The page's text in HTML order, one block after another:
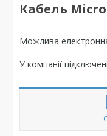
Кабель Micro
У компанії